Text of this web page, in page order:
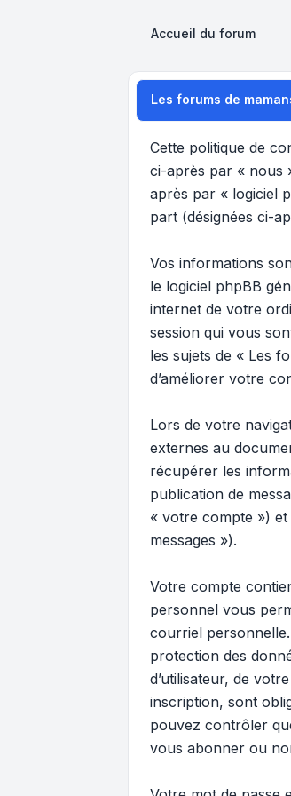
Accueil du forum
Les forums de
Cette politique de
ci-après par « nous
après par « logiciel
part (désignées ci-
Vos informations
le logiciel phpBB
internet de votre
session qui vous
les sujets de « Les
d’améliorer votre
Lors de votre
externes au
récupérer les
publication de
« votre compte »)
messages »).
Votre compte
personnel vous
courriel
protection des
d’utilisateur, de
inscription, sont
pouvez contrôler
vous abonner ou